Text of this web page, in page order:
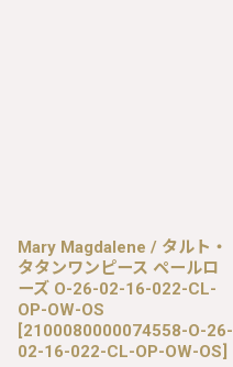
Mary Magdalene / タルト・
タタンワンピース ペールロ
ーズ O-26-02-16-022-CL-
OP-OW-OS
[2100080000074558-O-26-
02-16-022-CL-OP-OW-OS]